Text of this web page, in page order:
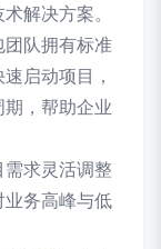
解决方案。
团队拥有标准
启动项目，
，帮助企业
需求灵活调整
务高峰与低